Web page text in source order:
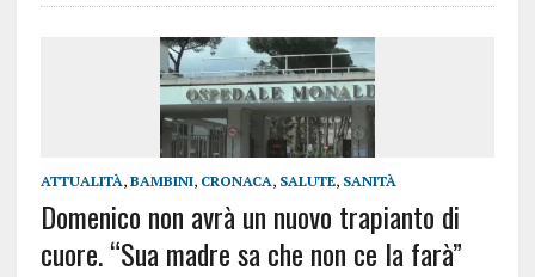
ATTUALITÀ, BAMBINI, CRONACA, SALUTE, SANITÀ
Domenico non avrà un nuovo trapianto di
cuore. “Sua madre sa che non ce la farà”